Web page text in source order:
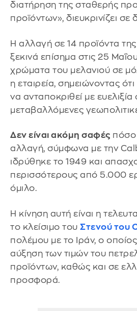
διατήρηση της σταθερής
προϊόντων», διευκρινίζει
Η αλλαγή σε 14 προϊόντα
ξεκινά επίσημα στις 25
χρώματα του μελανιού σε
η εταιρεία, σημειώνοντας
να ανταποκριθεί με ευελιξία
μεταβαλλόμενες
Δεν είναι ακόμη σαφές πόσο
αλλαγή, σύμφωνα με την
ιδρύθηκε το 1949 και
περισσότερους από 5.000
όμιλο.
Η κίνηση αυτή είναι η
το κλείσιμο του Στενού του
πολέμου με το Ιράν, ο
αύξηση των τιμών του
προϊόντων, καθώς και σε
προσφορά.